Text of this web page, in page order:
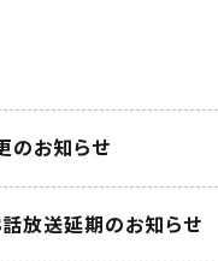
のお知らせ
話放送延期のお知らせ